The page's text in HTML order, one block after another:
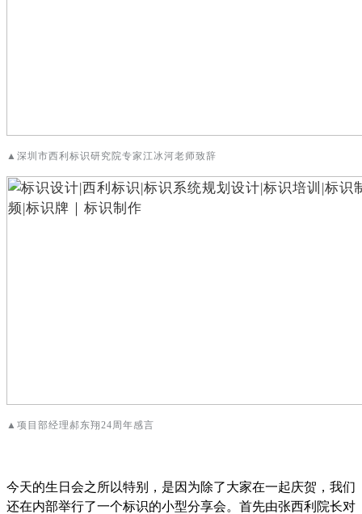
▲深圳市西利标识研究院专家江冰河老师致辞
▲项目部经理郝东翔24周年感言
今天的生日会之所以特别，是因为除了大家在一起庆贺，我们
还在内部举行了一个标识的小型分享会。首先由张西利院长对